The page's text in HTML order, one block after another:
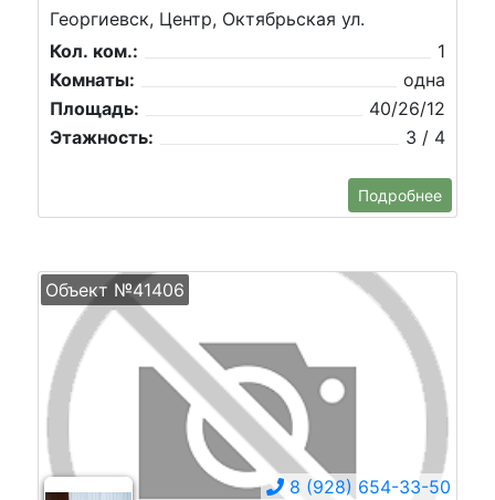
Георгиевск, Центр, Октябрьская ул.
Кол. ком.:
1
Комнаты:
одна
Площадь:
40/26/12
Этажность:
3 / 4
Подробнее
Объект №41406
8 (928) 654-33-50